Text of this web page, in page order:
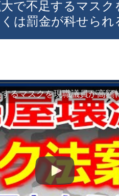
で不足するマス
は罰金が科せられ